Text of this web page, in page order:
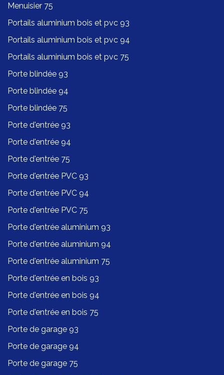
Menuisier 75
Portails aluminium bois et pvc 93
Portails aluminium bois et pvc 94
Portails aluminium bois et pvc 75
Porte blindée 93
Porte blindée 94
Porte blindée 75
Porte d'entrée 93
Porte d'entrée 94
Porte d'entrée 75
Porte d'entrée PVC 93
Porte d'entrée PVC 94
Porte d'entrée PVC 75
Porte d'entrée aluminium 93
Porte d'entrée aluminium 94
Porte d'entrée aluminium 75
Porte d'entrée en bois 93
Porte d'entrée en bois 94
Porte d'entrée en bois 75
Porte de garage 93
Porte de garage 94
Porte de garage 75